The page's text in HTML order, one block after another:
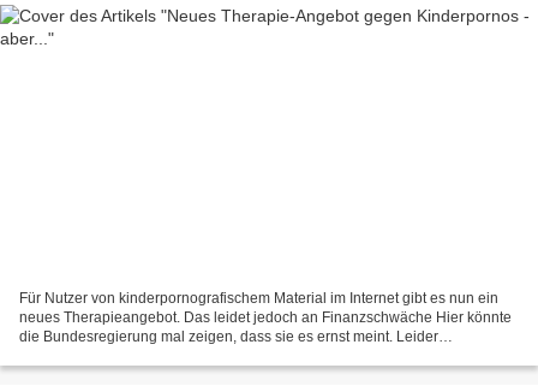
Für Nutzer von kinderpornografischem Material im Internet gibt es nun ein
neues Therapieangebot. Das leidet jedoch an Finanzschwäche Hier könnte
die Bundesregierung mal zeigen, dass sie es ernst meint. Leider